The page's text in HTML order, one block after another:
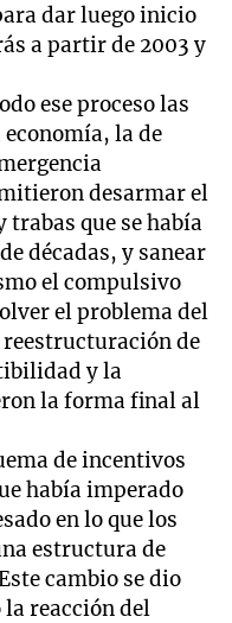
dar luego inicio
a partir de 2003 y
ese proceso las
la de
desarmar el
trabas que se había
décadas, y sanear
el compulsivo
el problema del
de
y la
la forma final al
de incentivos
había imperado
en lo que los
estructura de
cambio se dio
reacción del